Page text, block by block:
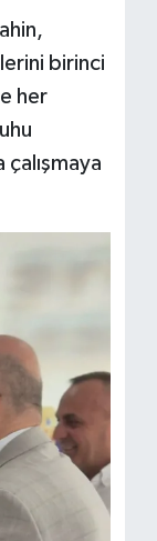
birinci
her
çalışmaya